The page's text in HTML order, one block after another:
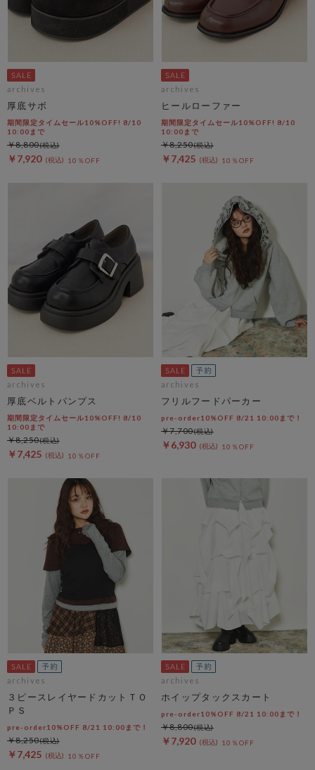
archives
厚底サボ
期間限定タイムセール10%OFF! 8/10
10:00まで
￥7,920 10％OFF
￥8,800
archives
ヒールローファー
期間限定タイムセール10%OFF! 8/10
10:00まで
￥7,425 10％OFF
￥8,250
archives
厚底ベルトパンプス
期間限定タイムセール10%OFF! 8/10
10:00まで
￥7,425 10％OFF
￥8,250
archives
フリルフードパーカー
pre-order10%OFF 8/21 10:00まで！
￥6,930 10％OFF
￥7,700
archives
３ピースレイヤードカットＴＯ
ＰＳ
pre-order10%OFF 8/21 10:00まで！
￥7,425 10％OFF
￥8,250
archives
ホイップタックスカート
pre-order10%OFF 8/21 10:00まで！
￥7,920 10％OFF
￥8,800